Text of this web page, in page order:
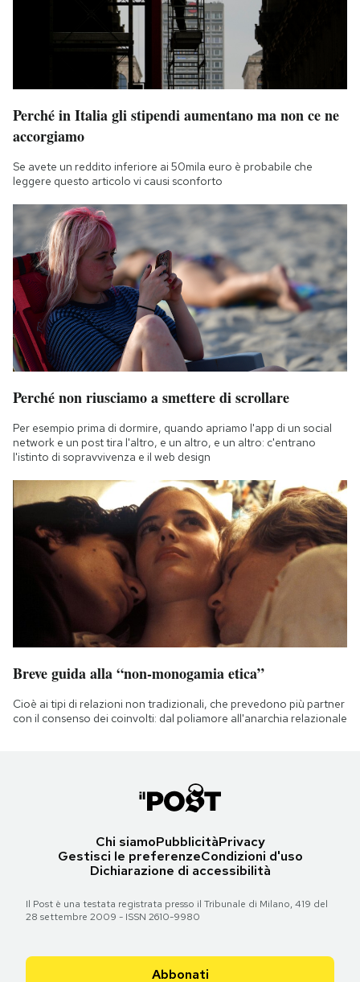
Perché in Italia gli stipendi aumentano ma non ce ne
accorgiamo
Se avete un reddito inferiore ai 50mila euro è probabile che
leggere questo articolo vi causi sconforto
Perché non riusciamo a smettere di scrollare
Per esempio prima di dormire, quando apriamo l'app di un social
network e un post tira l'altro, e un altro, e un altro: c'entrano
l'istinto di sopravvivenza e il web design
Breve guida alla “non-monogamia etica”
Cioè ai tipi di relazioni non tradizionali, che prevedono più partner
con il consenso dei coinvolti: dal poliamore all'anarchia relazionale
Chi siamoPubblicitàPrivacy
Gestisci le preferenzeCondizioni d'uso
Dichiarazione di accessibilità
Il Post è una testata registrata presso il Tribunale di Milano, 419 del
28 settembre 2009 - ISSN 2610-9980
Abbonati